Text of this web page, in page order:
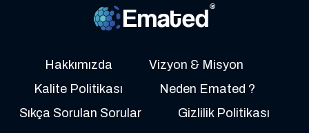
Hakkımızda
Vizyon & Misyon
Kalite Politikası
Neden Emated ?
Sıkça Sorulan Sorular
Gizlilik Politikası